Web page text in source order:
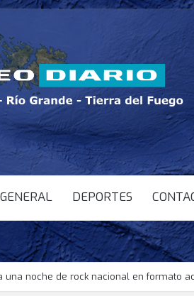
DEPORTES
nueva disputa diplomática entre